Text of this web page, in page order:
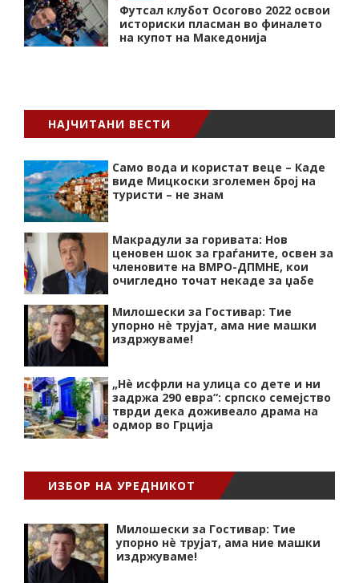
Футсал клубот Осогово 2022 освои
историски пласман во финалето
на купот на Македонија
НАЈЧИТАНИ ВЕСТИ
Само вода и користат веце – Каде
виде Мицкоски зголемен број на
туристи – не знам
Макрадули за горивата: Нов
ценовен шок за граѓаните, освен за
членовите на ВМРО-ДПМНЕ, кои
очигледно точат некаде за џабе
Милошески за Гостивар: Тие
упорно нѐ трујат, ама ние машки
издржуваме!
„Нѐ исфрли на улица со дете и ни
задржа 290 евра“: српско семејство
тврди дека доживеало драма на
одмор во Грција
ИЗБОР НА УРЕДНИКОТ
Милошески за Гостивар: Тие
упорно нѐ трујат, ама ние машки
издржуваме!